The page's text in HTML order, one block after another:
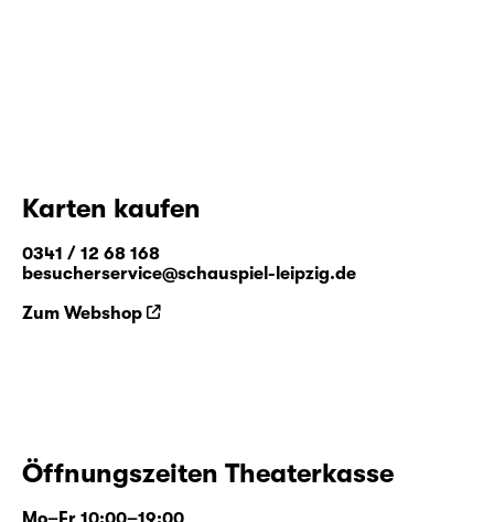
Karten kaufen
0341 / 12 68 168
besucherservice@schauspiel-leipzig.de
Zum Webshop
Öffnungszeiten Theaterkasse